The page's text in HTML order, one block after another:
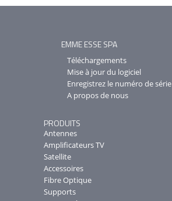
EMME ESSE SPA
Téléchargements
Mise à jour du logiciel
Enregistrez le numéro de série
A propos de nous
PRODUITS
Antennes
Amplificateurs TV
Satellite
Accessoires
Fibre Optique
Supports